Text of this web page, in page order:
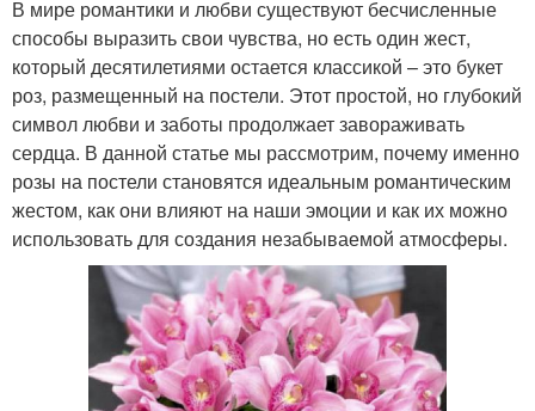
В мире романтики и любви существуют бесчисленные
способы выразить свои чувства, но есть один жест,
который десятилетиями остается классикой – это букет
роз, размещенный на постели. Этот простой, но глубокий
символ любви и заботы продолжает завораживать
сердца. В данной статье мы рассмотрим, почему именно
розы на постели становятся идеальным романтическим
жестом, как они влияют на наши эмоции и как их можно
использовать для создания незабываемой атмосферы.